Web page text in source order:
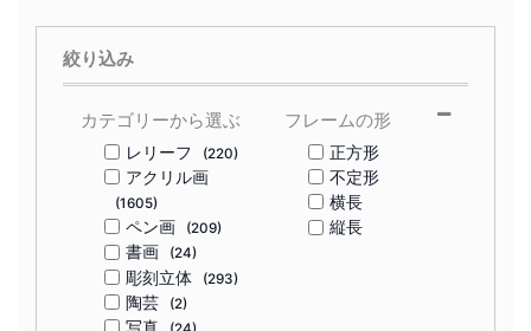
絞り込み
カテゴリーから選ぶ
レリーフ (220)
アクリル画
(1605)
ペン画 (209)
書画 (24)
彫刻立体 (293)
陶芸 (2)
写真
フレームの形
正方形
不定形
横長
縦長